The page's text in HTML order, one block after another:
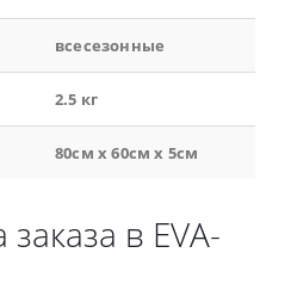
всесезонные
2.5 кг
80см x 60см x 5см
в EVA-